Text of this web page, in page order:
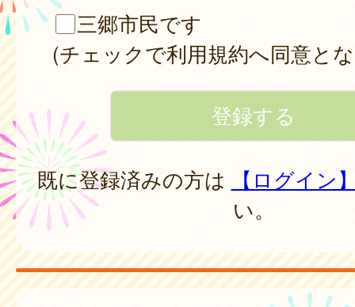
三郷市民です
(チェックで利用規約へ同意と
既に登録済みの方は
【ログイン
い。